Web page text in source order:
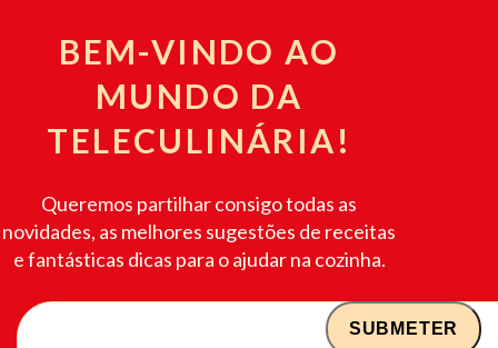
BEM-VINDO AO
MUNDO DA
TELECULINÁRIA!
Queremos partilhar consigo todas as
novidades, as melhores sugestões de receitas
e fantásticas dicas para o ajudar na cozinha.